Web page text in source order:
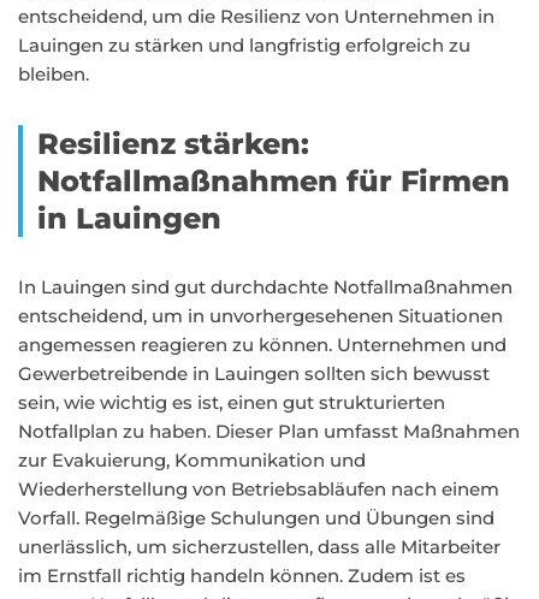
entscheidend, um die Resilienz von Unternehmen in
Lauingen zu stärken und langfristig erfolgreich zu
bleiben.
Resilienz stärken:
Notfallmaßnahmen für Firmen
in Lauingen
In Lauingen sind gut durchdachte Notfallmaßnahmen
entscheidend, um in unvorhergesehenen Situationen
angemessen reagieren zu können. Unternehmen und
Gewerbetreibende in Lauingen sollten sich bewusst
sein, wie wichtig es ist, einen gut strukturierten
Notfallplan zu haben. Dieser Plan umfasst Maßnahmen
zur Evakuierung, Kommunikation und
Wiederherstellung von Betriebsabläufen nach einem
Vorfall. Regelmäßige Schulungen und Übungen sind
unerlässlich, um sicherzustellen, dass alle Mitarbeiter
im Ernstfall richtig handeln können. Zudem ist es